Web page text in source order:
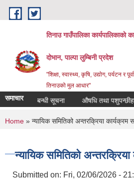
Skip to main content
तिनाउ गाउँपालिका कार्यपालिकाकाे
दोभान, पाल्पा लुम्बिनी प्रदेश
"शिक्षा, स्वास्थ्य, कृषि, उद्योग, पर्यटन र
तिनाउको मुल आधार"
समाचार
गर्ने सम्बन्धी सूचना औषधि तथा
You are here
Home » न्यायिक समितिको अन्तरक्रिया कार्यक्रम
न्यायिक समितिको
Submitted on: Fri, 02/06/2026 -